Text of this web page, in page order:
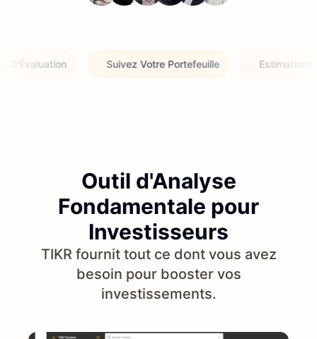
Suivez Votre Portefeuille Estimations
Outil d'Analyse
Fondamentale pour
Investisseurs
TIKR fournit tout ce dont vous avez
besoin pour booster vos
investissements.